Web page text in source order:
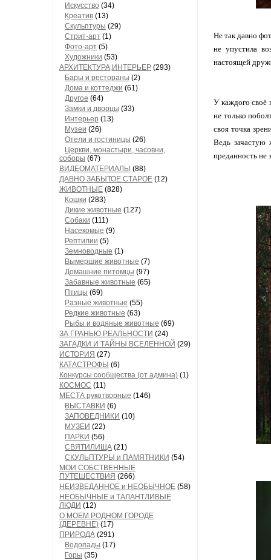
Искусство (34)
Креатив (13)
Скульптуры (29)
Стрит-арт (1)
Фото-арт (5)
Художники (53)
АРХИТЕКТУРА,ИНТЕРЬЕР (293)
Бары и рестораны (2)
Дома и коттеджи (61)
Другое (64)
Замки и дворцы (33)
Интерьер (13)
Музеи (26)
Отели и гостиницы (26)
Церкви, монастыри, часовни,
соборы (67)
ВИДЕОМАТЕРИАЛЫ (88)
ДАВНО ЗАБЫТОЕ СТАРОЕ (12)
ЖИВОТНЫЕ (828)
Кошки (283)
Дикие животные (127)
Собаки (111)
Насекомые (9)
Рептилии (5)
Земноводные (1)
Вымершие животные (7)
Домашние питомцы (97)
Забавные животные (65)
Птицы (69)
Разные животные (55)
Редкие животные (63)
Рыбы и водяные животные (69)
ЗА ГРАНЬЮ РЕАЛЬНОСТИ (24)
ЗАГАДКИ И ТАЙНЫ ВСЕЛЕННОЙ (29)
ИСТОРИЯ (27)
КАТАСТРОФЫ (6)
Конкурсы сообщества (от админа) (1)
КОСМОС (11)
МЕСТА рукотворные (146)
ВЫСТАВКИ (6)
ЗАПОВЕДНИКИ (10)
МУЗЕИ (22)
ПАРКИ (56)
СВЯТИЛИЩА (21)
СКУЛЬПТУРЫ и ПАМЯТНИКИ (54)
МОИ СОБСТВЕННЫЕ
ПУТЕШЕСТВИЯ (266)
НЕИЗВЕДАННОЕ и НЕОБЫЧНОЕ (58)
НЕОБЫЧНЫЕ и ТАЛАНТЛИВЫЕ
ЛЮДИ (12)
О МОЕМ РОДНОМ ГОРОДЕ
(ДЕРЕВНЕ) (17)
ПРИРОДА (291)
Водопады (17)
Горы (35)
Не так давно
не упустила
настоящей
У каждого своё
не только
своя точка
Ведь зачастую
преданность не